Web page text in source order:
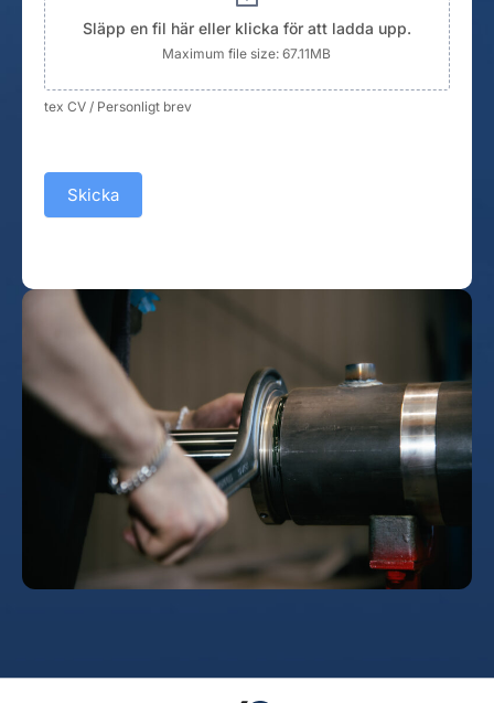
Släpp en fil här eller klicka för att ladda upp.
Maximum file size: 67.11MB
tex CV / Personligt brev
Skicka